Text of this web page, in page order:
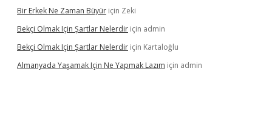
Bir Erkek Ne Zaman Büyür için Zeki
Bekçi Olmak Için Şartlar Nelerdir için admin
Bekçi Olmak Için Şartlar Nelerdir için Kartaloğlu
Almanyada Yaşamak Için Ne Yapmak Lazım için admin